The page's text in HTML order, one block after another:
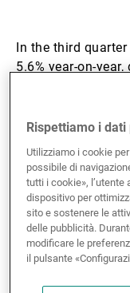
In the third
5.6% year-on-
quarter, as
to last. With
remains
In response, the
measures to
will exempt an
households,
boosting
Rispettiamo i
Utilizziamo i cookie
possibile di
tutti i cookie»,
dispositivo per
sito e sostenere le
delle pubblicità.
modificare le
il pulsante